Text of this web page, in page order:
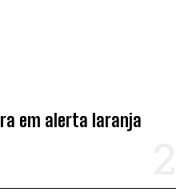
em alerta laranja